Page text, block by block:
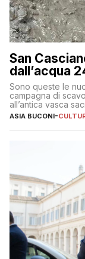
San
dall’acqua
Sono queste le
campagna di
all’antica vasca
Grande
ASIA BUCONI-